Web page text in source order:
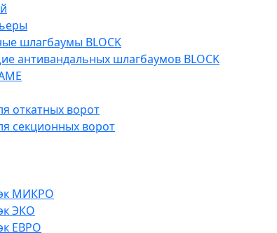
шлагбаумы BLOCK
антивандальных шлагбаумов BLOCK
откатных ворот
секционных ворот
МИКРО
ЭКО
ЕВРО